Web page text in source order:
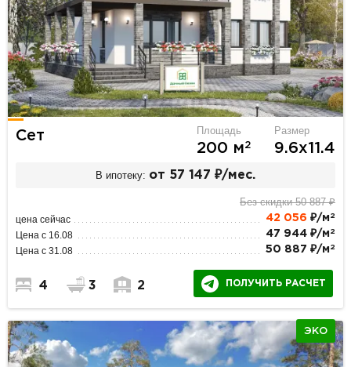
Сет Площадь
200 м2
Размер
9.6х11.4
В ипотеку: от 57 147 ₽/мес.
Без скидки 50 887 ₽
цена сейчас 42 056 ₽/м 2
Цена с 16.08 47 944 ₽/м 2
Цена с 31.08 50 887 ₽/м 2
4 3 2 ПОЛУЧИТЬ РАСЧЕТ
ЭКО